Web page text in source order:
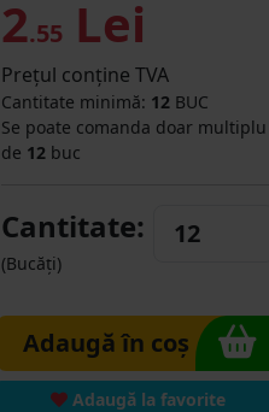
2.55 Lei
Prețul conține TVA
Cantitate minimă: 12 BUC
Se poate comanda doar multiplu
de 12 buc
Cantitate:
(Bucăți)
Adaugă în coș
Adaugă la favorite